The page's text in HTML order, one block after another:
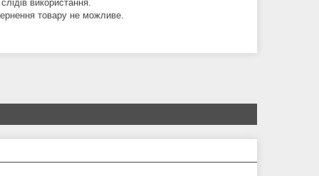
використання.
товару не можливе.